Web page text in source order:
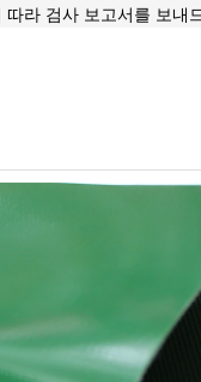
따라 검사 보고서를 보내